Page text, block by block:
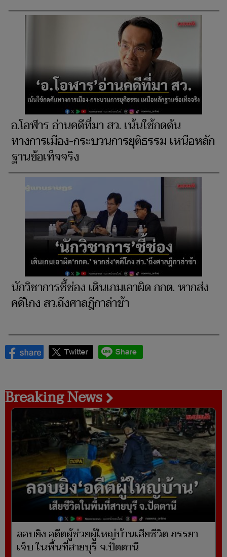
อ.โอฬาร อ่านคดีที่มา สว. เน้นใช้กดดัน
ทางการเมือง-กระบวนการยุติธรรม เหนือหลัก
ฐานข้อเท็จจริง
นักวิชาการชี้ช่อง เดินเกมเอาผิด กกต. หากส่ง
คดีโกง สว.ถึงศาลฎีกาล่าช้า
Breaking News
ลอบยิง อดีตผู้ช่วยผู้ใหญ่บ้านเสียชีวิต ภรรยา
เจ็บ ในพื้นที่สายบุรี จ.ปัตตานี